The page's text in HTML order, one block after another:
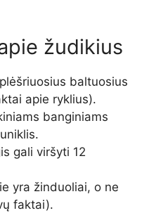
žudikius
baltuosius
apie ryklius).
banginiams
gali viršyti 12
yra žinduoliai, o ne
faktai).